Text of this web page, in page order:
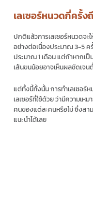
เลเซอร์หนวดกี่ครั้ง
ปกติแล้วการเลเซอร์หนวดจ
อย่างต่อเนื่องประมาณ 3-5 ค
ประมาณ 1 เดือน แต่ถ้าหากเ
เส้นขนน้อยอาจเห็นผลชัดเจ
แต่ทั้งนี้ทั้งนั้น การทำเลเซอ
เลเซอร์ที่ใช้ด้วย ว่ามีความเ
คนของแต่ละคนหรือไม่ ซึ่งส
แนะนำได้เลย